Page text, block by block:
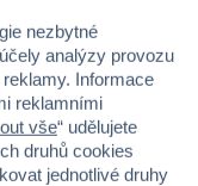
nezbytné
analýzy provozu
Informace
reklamními
vše“ udělujete
druhů cookies
jednotlivé druhy